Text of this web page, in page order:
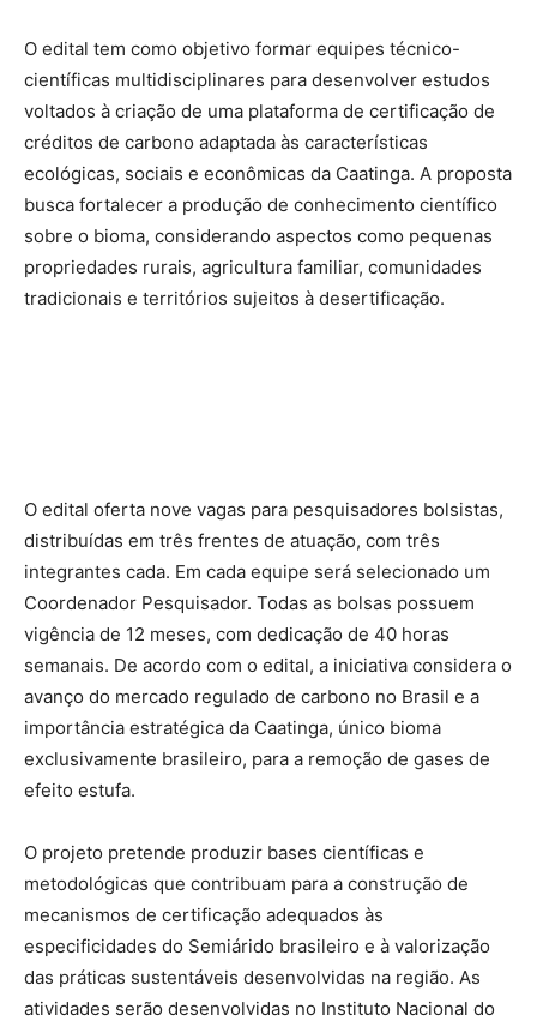
O edital tem como objetivo formar equipes técnico-
científicas multidisciplinares para desenvolver estudos
voltados à criação de uma plataforma de certificação de
créditos de carbono adaptada às características
ecológicas, sociais e econômicas da Caatinga. A proposta
busca fortalecer a produção de conhecimento científico
sobre o bioma, considerando aspectos como pequenas
propriedades rurais, agricultura familiar, comunidades
tradicionais e territórios sujeitos à desertificação.
O edital oferta nove vagas para pesquisadores bolsistas,
distribuídas em três frentes de atuação, com três
integrantes cada. Em cada equipe será selecionado um
Coordenador Pesquisador. Todas as bolsas possuem
vigência de 12 meses, com dedicação de 40 horas
semanais. De acordo com o edital, a iniciativa considera o
avanço do mercado regulado de carbono no Brasil e a
importância estratégica da Caatinga, único bioma
exclusivamente brasileiro, para a remoção de gases de
efeito estufa.
O projeto pretende produzir bases científicas e
metodológicas que contribuam para a construção de
mecanismos de certificação adequados às
especificidades do Semiárido brasileiro e à valorização
das práticas sustentáveis desenvolvidas na região. As
atividades serão desenvolvidas no Instituto Nacional do